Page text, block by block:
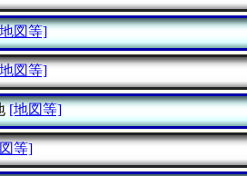
図等]
図等]
[地図等]
等]